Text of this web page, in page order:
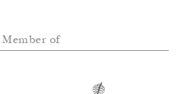
Member of